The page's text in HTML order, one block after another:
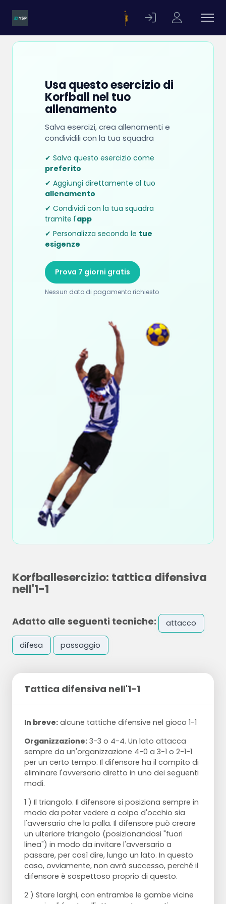
Usa questo esercizio di
Korfball nel tuo
allenamento
Salva esercizi, crea allenamenti e
condividili con la tua squadra
✔ Salva questo esercizio come
preferito
✔ Aggiungi direttamente al tuo
allenamento
✔ Condividi con la tua squadra
tramite l'app
✔ Personalizza secondo le tue
esigenze
Prova 7 giorni gratis
Nessun dato di pagamento richiesto
Korfballesercizio: tattica difensiva
nell'1-1
Adatto alle seguenti tecniche: attacco
difesa passaggio
Tattica difensiva nell'1-1
In breve: alcune tattiche difensive nel gioco 1-1
Organizzazione: 3-3 o 4-4. Un lato attacca
sempre da un'organizzazione 4-0 a 3-1 o 2-1-1
per un certo tempo. Il difensore ha il compito di
eliminare l'avversario diretto in uno dei seguenti
modi.
1 ) Il triangolo. Il difensore si posiziona sempre in
modo da poter vedere a colpo d'occhio sia
l'avversario che la palla. Il difensore può creare
un ulteriore triangolo (posizionandosi "fuori
linea") in modo da invitare l'avversario a
passare, per così dire, lungo un lato. In questo
caso, ovviamente, non avrà successo, perché il
difensore è sospettoso proprio di questo.
2 ) Stare larghi, con entrambe le gambe vicine